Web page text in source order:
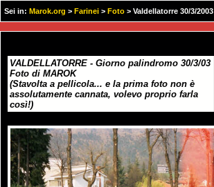
Sei in: Marok.org > Farinei > Foto > Valdellatorre 30/3/2003
VALDELLATORRE - Giorno palindromo 30/3/03
Foto di MAROK
(Stavolta a pellicola... e la prima foto non è
assolutamente cannata, volevo proprio farla
così!)